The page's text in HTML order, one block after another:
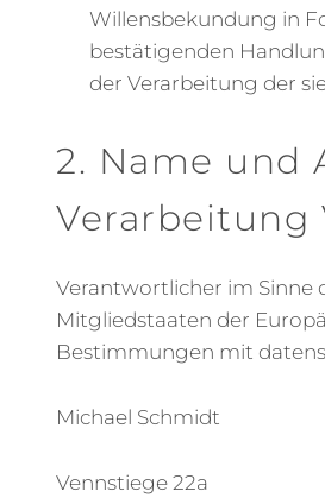
Willensbekundung in
bestätigenden
der Verarbeitung der
2. Name und
Verarbeitung
Verantwortlicher im Sinne
Mitgliedstaaten der
Bestimmungen mit
Michael Schmidt
Vennstiege 22a